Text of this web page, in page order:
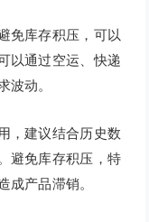
免库存积压，可以
以通过空运、快递
波动。
，建议结合历史数
避免库存积压，特
成产品滞销。